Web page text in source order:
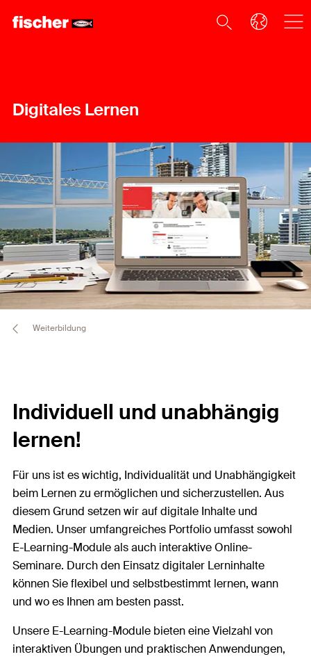
Digitales Lernen
Weiterbildung
Individuell und unabhängig
lernen!
Für uns ist es wichtig, Individualität und Unabhängigkeit
beim Lernen zu ermöglichen und sicherzustellen. Aus
diesem Grund setzen wir auf digitale Inhalte und
Medien. Unser umfangreiches Portfolio umfasst sowohl
E-Learning-Module als auch interaktive Online-
Seminare. Durch den Einsatz digitaler Lerninhalte
können Sie flexibel und selbstbestimmt lernen, wann
und wo es Ihnen am besten passt.
Unsere E-Learning-Module bieten eine Vielzahl von
interaktiven Übungen und praktischen Anwendungen,